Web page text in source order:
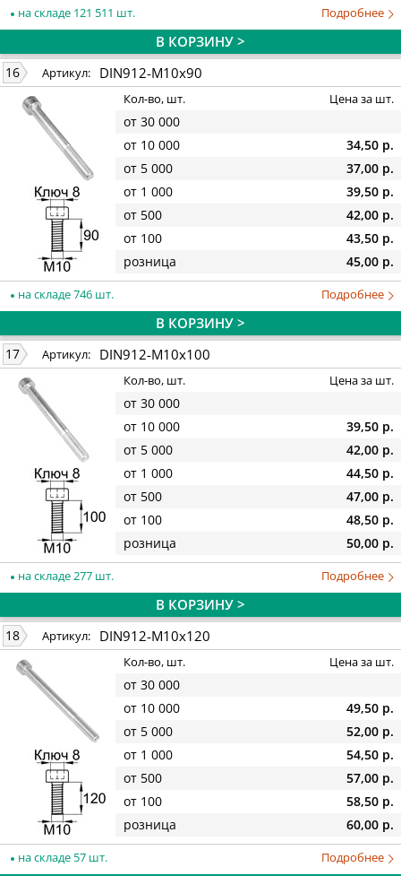
на складе 121 511 шт. Подробнее
В КОРЗИНУ >
16 Артикул: DIN912-M10x90
Кол-во, шт. Цена за шт.
от 30 000
от 10 000
34,50 р.
от 5 000
37,00 р.
от 1 000
39,50 р.
от 500
42,00 р.
от 100
43,50 р.
розница
45,00 р.
на складе 746 шт. Подробнее
В КОРЗИНУ >
17 Артикул: DIN912-M10x100
Кол-во, шт. Цена за шт.
от 30 000
от 10 000
39,50 р.
от 5 000
42,00 р.
от 1 000
44,50 р.
от 500
47,00 р.
от 100
48,50 р.
розница
50,00 р.
на складе 277 шт. Подробнее
В КОРЗИНУ >
18 Артикул: DIN912-M10x120
Кол-во, шт. Цена за шт.
от 30 000
от 10 000
49,50 р.
от 5 000
52,00 р.
от 1 000
54,50 р.
от 500
57,00 р.
от 100
58,50 р.
розница
60,00 р.
на складе 57 шт. Подробнее